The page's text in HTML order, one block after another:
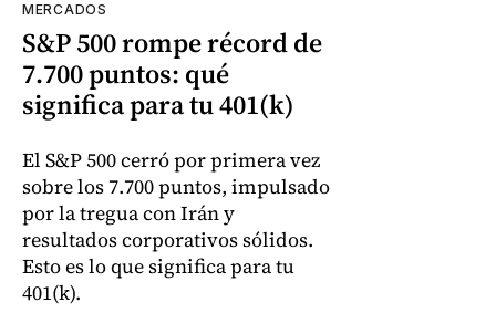
MERCADOS
S&P 500 rompe récord de
7.700 puntos: qué
significa para tu 401(k)
El S&P 500 cerró por primera vez
sobre los 7.700 puntos, impulsado
por la tregua con Irán y
resultados corporativos sólidos.
Esto es lo que significa para tu
401(k).